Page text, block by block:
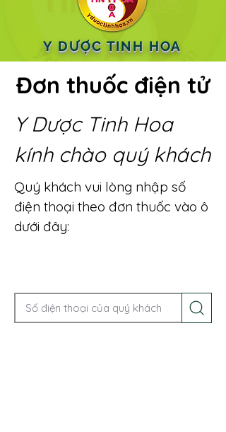
Y DƯỢC TINH HOA
Đơn thuốc điện tử
Y Dược Tinh Hoa
kính chào quý khách
Quý khách vui lòng nhập số
điện thoại theo đơn thuốc vào ô
dưới đây: